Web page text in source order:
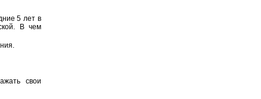
5 лет в
В чем
свои